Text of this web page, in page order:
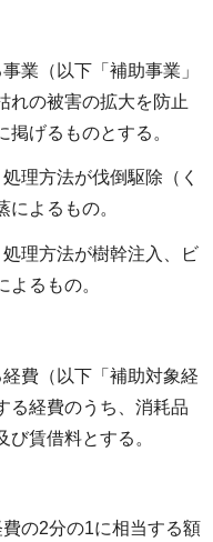
業（以下「補助事業」
れの被害の拡大を防止
げるものとする。
理方法が伐倒駆除（く
よるもの。
理方法が樹幹注入、ビ
るもの。
費（以下「補助対象経
る経費のうち、消耗品
賃借料とする。
の2分の1に相当する額